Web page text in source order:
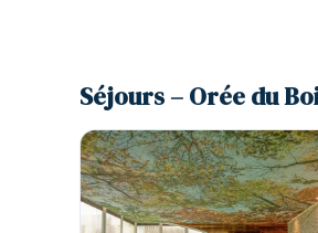
Séjours – Orée du